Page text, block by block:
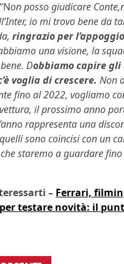
on posso giudicare
io mi trovo bene da
ringrazio per
una visione, la
Dobbiamo capire gli
voglia di crescere. Non
fino al 2022, vogliamo
il prossimo anno
rappresenta una
sono coincisi con un
staremo a guardare
– Ferrari,
testare novità: il